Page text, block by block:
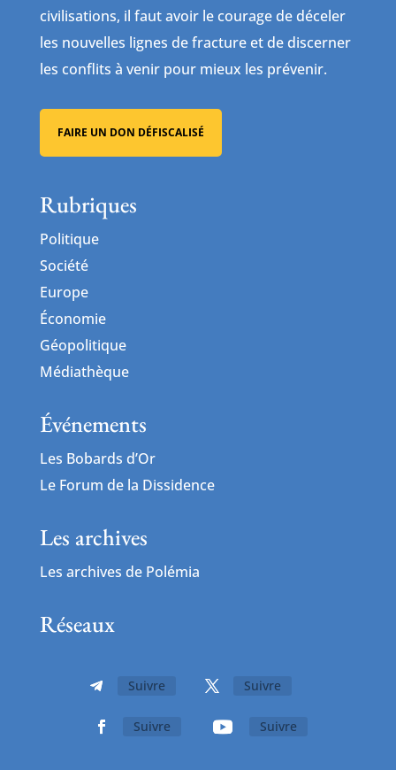
civilisations, il faut avoir le courage de déceler
les nouvelles lignes de fracture et de discerner
les conflits à venir pour mieux les prévenir.
FAIRE UN DON DÉFISCALISÉ
Rubriques
Politique
Société
Europe
Économie
Géopolitique
Médiathèque
Événements
Les Bobards d’Or
Le Forum de la Dissidence
Les archives
Les archives de Polémia
Réseaux
Suivre Suivre
Suivre Suivre